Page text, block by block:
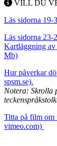
VILL DU
Läs sidorna 19-
Läs sidorna 23-
Kartläggning av
Mb)
Hur påverkar
spsm.se).
Notera: Skrolla
Titta på film om
vimeo.com)